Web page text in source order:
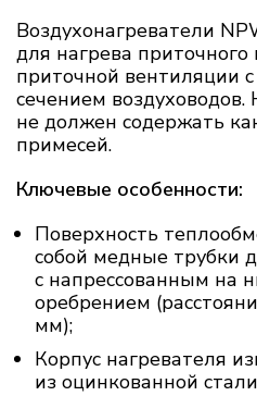
Воздухонагреватели
для нагрева приточного
приточной вентиляции
сечением
не должен содержать
примесей.
Ключевые особенности:
Поверхность
собой медные трубки
с напрессованным на
оребрением
мм);
Корпус нагревателя
из оцинкованной